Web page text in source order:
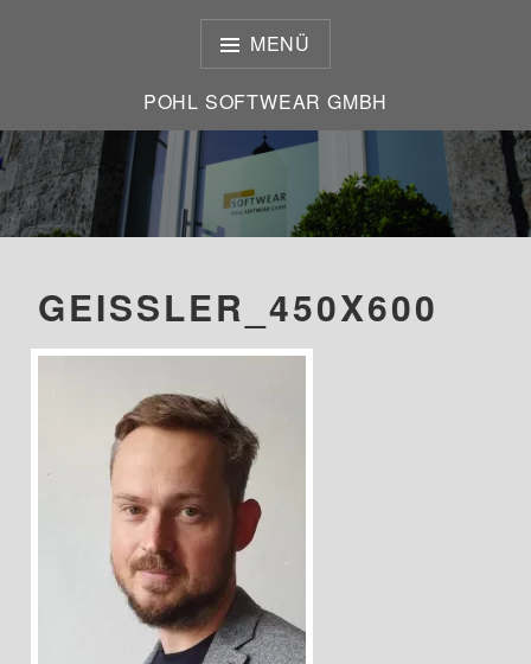
MENÜ
POHL SOFTWEAR GMBH
POHL SOFTWEAR GMBH
GEISSLER_450X600